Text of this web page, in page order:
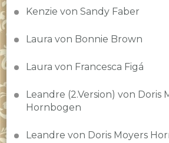
Kenzie von Sandy Faber
Laura von Bonnie Brown
Laura von Francesca Figá
Leandre (2.Version) von Doris
Hornbogen
Leandre von Doris Moyers